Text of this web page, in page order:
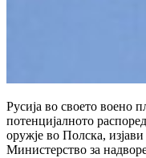
Русија во своето воено
потенцијалното
оружје во Полска,
Министерство за